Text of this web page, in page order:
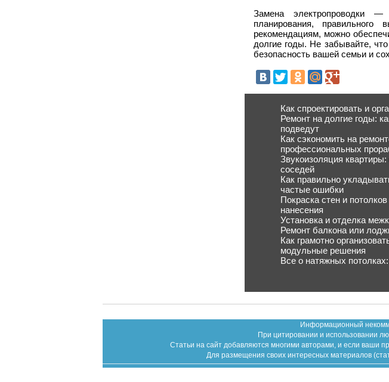
Замена электропроводки —
планирования,
рекомендациям, можно
долгие годы. Не забывайте,
безопасность вашей семьи и
Как спроектировать и
Ремонт на долгие годы:
подведут
Как сэкономить на
профессиональных
Звукоизоляция
соседей
Как правильно
частые ошибки
Покраска стен и
нанесения
Установка и отделка
Ремонт балкона или
Как грамотно
модульные решения
Все о натяжных
Информационный
При цитировании и использовании
Статьи на сайт добавляются многими авторами, и если ваши
Для размещения своих интересных материалов